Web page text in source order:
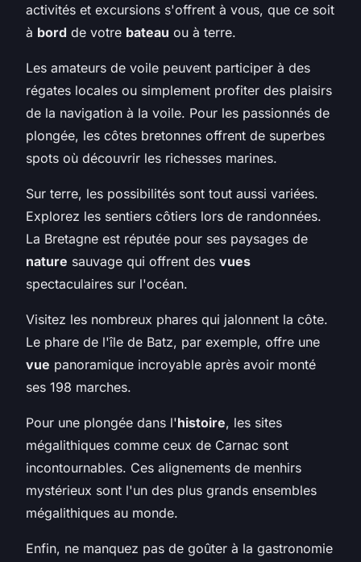
activités et excursions s'offrent à vous, que ce soit
à bord de votre bateau ou à terre.
Les amateurs de voile peuvent participer à des
régates locales ou simplement profiter des plaisirs
de la navigation à la voile. Pour les passionnés de
plongée, les côtes bretonnes offrent de superbes
spots où découvrir les richesses marines.
Sur terre, les possibilités sont tout aussi variées.
Explorez les sentiers côtiers lors de randonnées.
La Bretagne est réputée pour ses paysages de
nature sauvage qui offrent des vues
spectaculaires sur l'océan.
Visitez les nombreux phares qui jalonnent la côte.
Le phare de l'île de Batz, par exemple, offre une
vue panoramique incroyable après avoir monté
ses 198 marches.
Pour une plongée dans l'histoire, les sites
mégalithiques comme ceux de Carnac sont
incontournables. Ces alignements de menhirs
mystérieux sont l'un des plus grands ensembles
mégalithiques au monde.
Enfin, ne manquez pas de goûter à la gastronomie